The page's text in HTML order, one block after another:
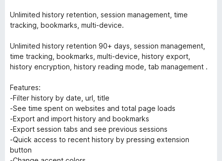
Unlimited history retention, session management, time
tracking, bookmarks, multi-device.
Unlimited history retention 90+ days, session management,
time tracking, bookmarks, multi-device, history export,
history encryption, history reading mode, tab management .
Features:
-Filter history by date, url, title
-See time spent on websites and total page loads
-Export and import history and bookmarks
-Export session tabs and see previous sessions
-Quick access to recent history by pressing extension
button